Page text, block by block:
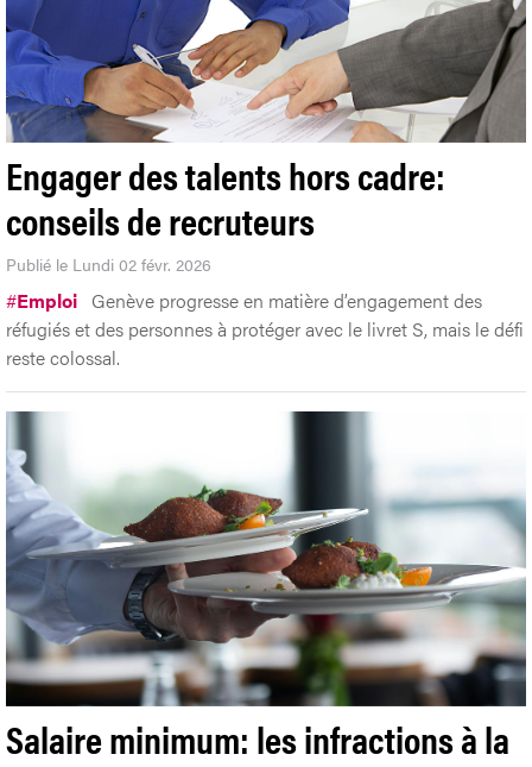
Engager des talents hors cadre:
conseils de recruteurs
Publié le Lundi 02 févr. 2026
#Emploi Genève progresse en matière d’engagement des
réfugiés et des personnes à protéger avec le livret S, mais le défi
reste colossal.
Salaire minimum: les infractions à la